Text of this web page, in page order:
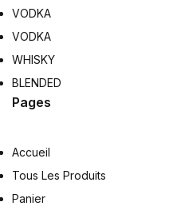
VODKA
VODKA
WHISKY
BLENDED
Pages
Accueil
Tous Les Produits
Panier